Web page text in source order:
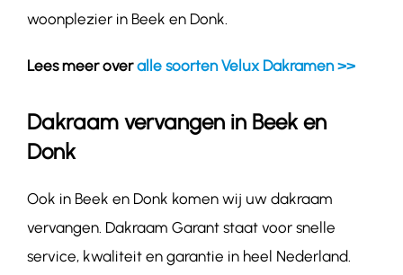
woonplezier in Beek en Donk.
Lees meer overalle soorten Velux Dakramen >>
Dakraam vervangen in Beek en
Donk
Ook in Beek en Donk komen wij uw dakraam
vervangen. Dakraam Garant staat voor snelle
service, kwaliteit en garantie in heel Nederland.